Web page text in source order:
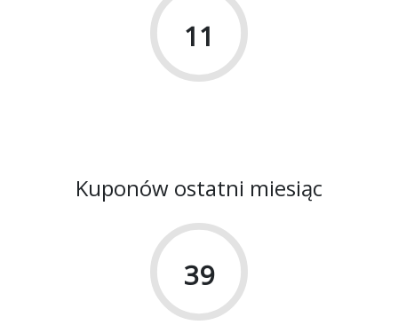
11
Kuponów ostatni miesiąc
39